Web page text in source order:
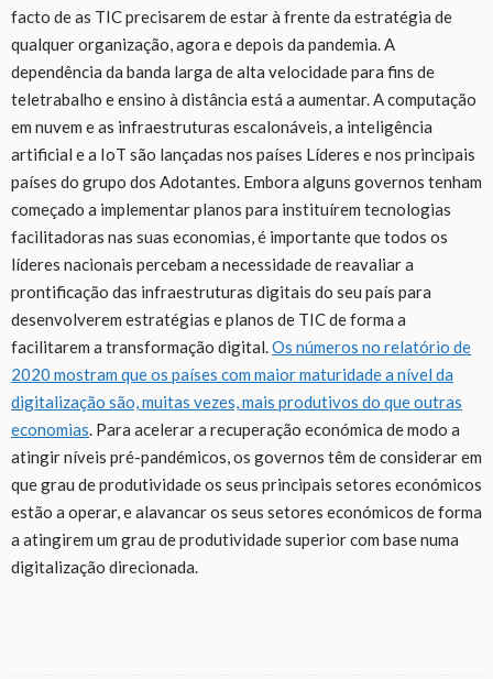
facto de as TIC precisarem de estar à frente da estratégia de
qualquer organização, agora e depois da pandemia. A
dependência da banda larga de alta velocidade para fins de
teletrabalho e ensino à distância está a aumentar. A computação
em nuvem e as infraestruturas escalonáveis, a inteligência
artificial e a IoT são lançadas nos países Líderes e nos principais
países do grupo dos Adotantes. Embora alguns governos tenham
começado a implementar planos para instituírem tecnologias
facilitadoras nas suas economias, é importante que todos os
líderes nacionais percebam a necessidade de reavaliar a
prontificação das infraestruturas digitais do seu país para
desenvolverem estratégias e planos de TIC de forma a
facilitarem a transformação digital.Os números no relatório de
2020 mostram que os países com maior maturidade a nível da
digitalização são, muitas vezes, mais produtivos do que outras
economias. Para acelerar a recuperação económica de modo a
atingir níveis pré-pandémicos, os governos têm de considerar em
que grau de produtividade os seus principais setores económicos
estão a operar, e alavancar os seus setores económicos de forma
a atingirem um grau de produtividade superior com base numa
digitalização direcionada.